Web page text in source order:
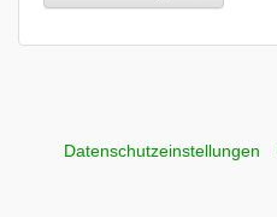
Datenschutzeinstellungen